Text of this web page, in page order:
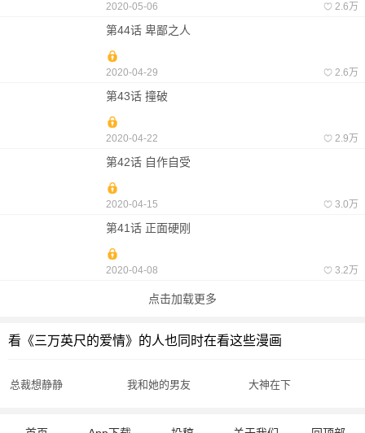
2020-05-06 2.6万
第44话 卑鄙之人
2020-04-29 2.6万
第43话 撞破
2020-04-22 2.9万
第42话 自作自受
2020-04-15 3.0万
第41话 正面硬刚
2020-04-08 3.2万
点击加载更多
看《三万英尺的爱情》的人也同时在看这些漫画
总裁想静静 我和她的男友 大神在下